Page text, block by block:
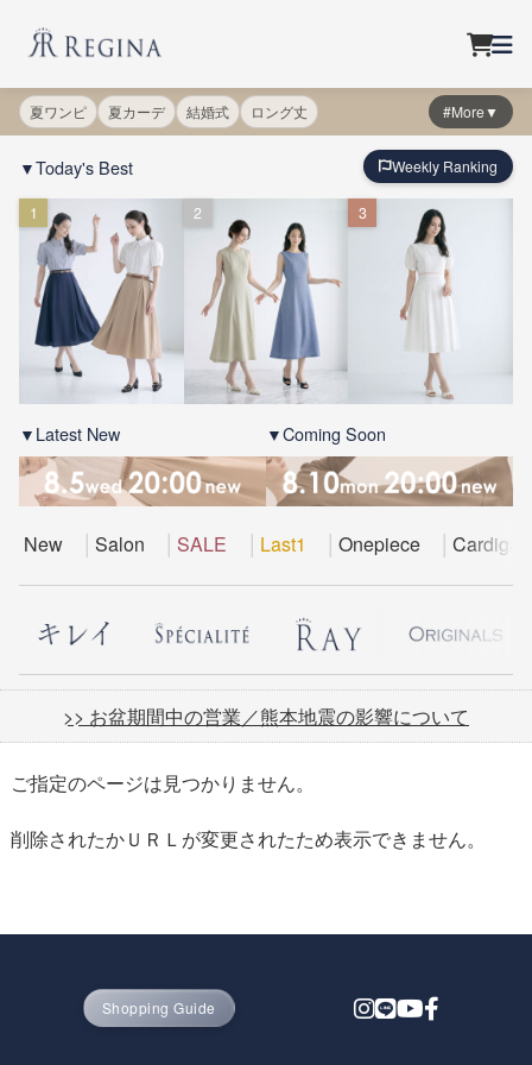
夏ワンピ 夏カーデ 結婚式 ロング丈 #More▼
▼Today's Best Weekly Ranking
1 2 3
▼Latest New ▼Coming Soon
New Salon SALE Last1 Onepiece Cardigan
>> お盆期間中の営業／熊本地震の影響について
ご指定のページは見つかりません。
削除されたかＵＲＬが変更されたため表示できません。
Shopping Guide